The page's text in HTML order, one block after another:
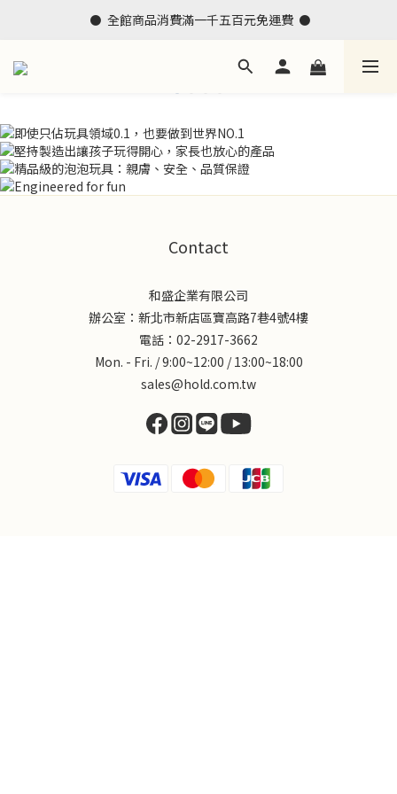
⚫  全館商品消費滿一千五百元免運費  ⚫
Contact
和盛企業有限公司
辦公室：新北市新店區寶高路7巷4號4樓
電話：02-2917-3662
Mon. - Fri. / 9:00~12:00 / 13:00~18:00
sales@hold.com.tw